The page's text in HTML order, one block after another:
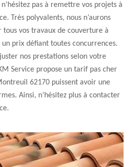
pas à remettre vos projets à
Très polyvalents, nous n’aurons
vos travaux de couverture à
prix défiant toutes concurrences.
nos prestations selon votre
Service propose un tarif pas cher
62170 puissent avoir une
Ainsi, n’hésitez plus à contacter